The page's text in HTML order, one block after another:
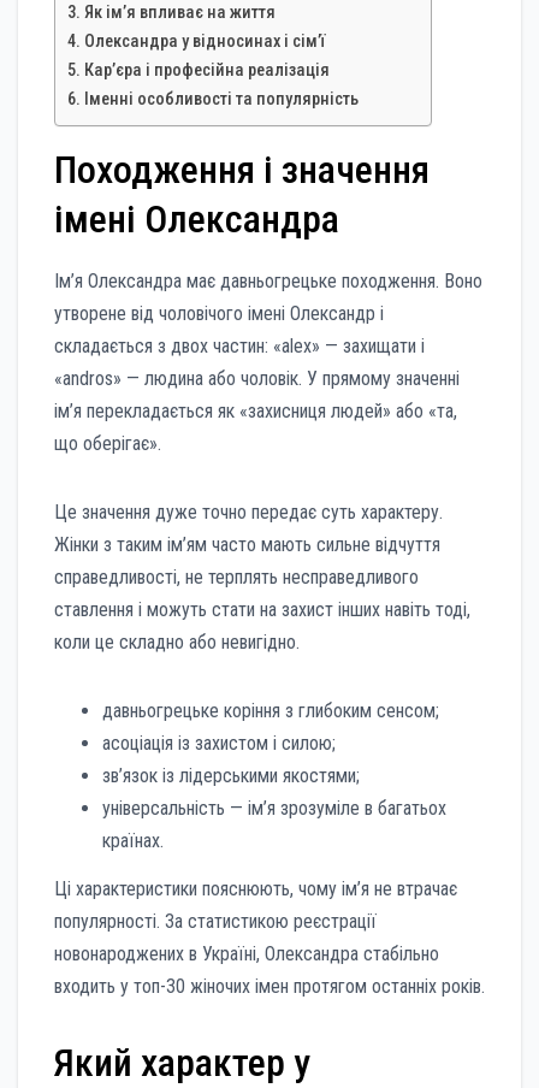
Як ім’я впливає на життя
Олександра у відносинах і сім’ї
Кар’єра і професійна реалізація
Іменні особливості та популярність
Походження і значення
імені Олександра
Ім’я Олександра має давньогрецьке походження. Воно
утворене від чоловічого імені Олександр і
складається з двох частин: «alex» — захищати і
«andros» — людина або чоловік. У прямому значенні
ім’я перекладається як «захисниця людей» або «та,
що оберігає».
Це значення дуже точно передає суть характеру.
Жінки з таким ім’ям часто мають сильне відчуття
справедливості, не терплять несправедливого
ставлення і можуть стати на захист інших навіть тоді,
коли це складно або невигідно.
давньогрецьке коріння з глибоким сенсом;
асоціація із захистом і силою;
зв’язок із лідерськими якостями;
універсальність — ім’я зрозуміле в багатьох
країнах.
Ці характеристики пояснюють, чому ім’я не втрачає
популярності. За статистикою реєстрації
новонароджених в Україні, Олександра стабільно
входить у топ-30 жіночих імен протягом останніх років.
Який характер у